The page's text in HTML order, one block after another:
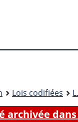
principal
À
site
version
Lois codifiées
archivée